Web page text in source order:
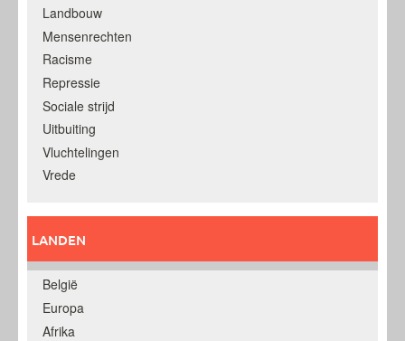
Landbouw
Mensenrechten
Racisme
Repressie
Sociale strijd
Uitbuiting
Vluchtelingen
Vrede
LANDEN
België
Europa
Afrika